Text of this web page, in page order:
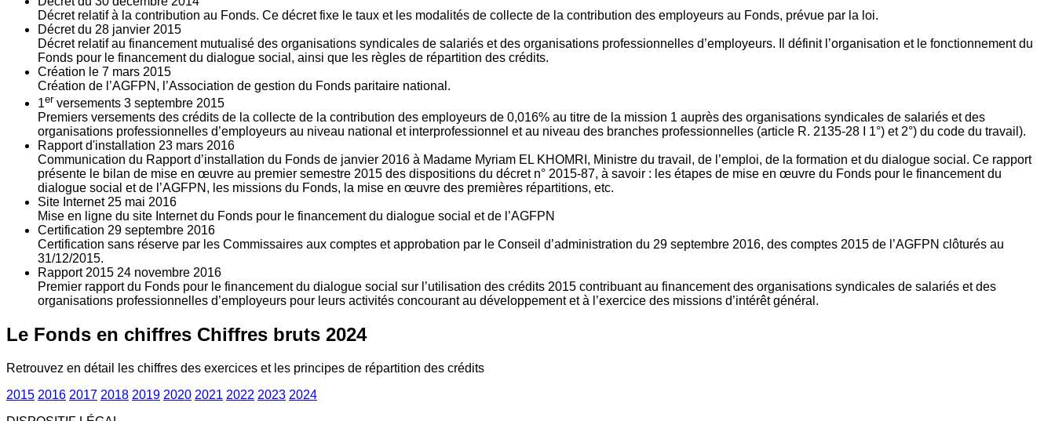
Décret relatif à la contribution au Fonds. Ce décret fixe le taux et les modalités de collecte de la contribution des employeurs au Fonds, prévue par la loi.
Décret du 28 janvier 2015
Décret relatif au financement mutualisé des organisations syndicales de salariés et des organisations professionnelles d’employeurs. Il définit l’organisation et le fonctionnement du
Fonds pour le financement du dialogue social, ainsi que les règles de répartition des crédits.
Création le 7 mars 2015
Création de l’AGFPN, l’Association de gestion du Fonds paritaire national.
1er versements 3 septembre 2015
Premiers versements des crédits de la collecte de la contribution des employeurs de 0,016% au titre de la mission 1 auprès des organisations syndicales de salariés et des
organisations professionnelles d’employeurs au niveau national et interprofessionnel et au niveau des branches professionnelles (article R. 2135‐28 I 1°) et 2°) du code du travail).
Rapport d'installation 23 mars 2016
Communication du Rapport d’installation du Fonds de janvier 2016 à Madame Myriam EL KHOMRI, Ministre du travail, de l’emploi, de la formation et du dialogue social. Ce rapport
présente le bilan de mise en œuvre au premier semestre 2015 des dispositions du décret n° 2015-87, à savoir : les étapes de mise en œuvre du Fonds pour le financement du
dialogue social et de l’AGFPN, les missions du Fonds, la mise en œuvre des premières répartitions, etc.
Site Internet 25 mai 2016
Mise en ligne du site Internet du Fonds pour le financement du dialogue social et de l’AGFPN
Certification 29 septembre 2016
Certification sans réserve par les Commissaires aux comptes et approbation par le Conseil d’administration du 29 septembre 2016, des comptes 2015 de l’AGFPN clôturés au
31/12/2015.
Rapport 2015 24 novembre 2016
Premier rapport du Fonds pour le financement du dialogue social sur l’utilisation des crédits 2015 contribuant au financement des organisations syndicales de salariés et des
organisations professionnelles d’employeurs pour leurs activités concourant au développement et à l’exercice des missions d’intérêt général.
Le Fonds en chiffres Chiffres bruts 2024
Retrouvez en détail les chiffres des exercices et les principes de répartition des crédits
2015 2016 2017 2018 2019 2020 2021 2022 2023 2024